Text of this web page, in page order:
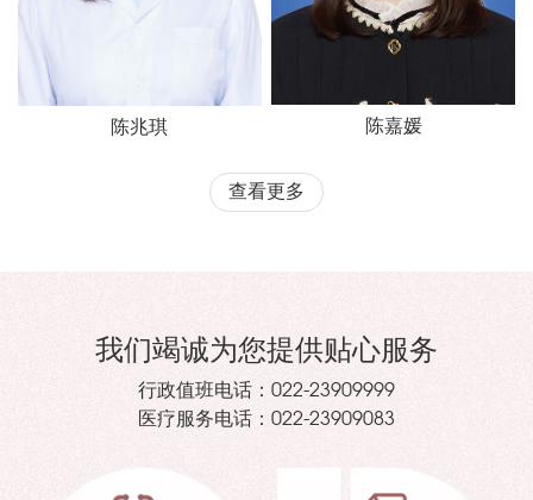
陈兆琪 陈嘉媛
查看更多
我们竭诚为您提供贴心服务
行政值班电话： 022-23909999
医疗服务电话： 022-23909083